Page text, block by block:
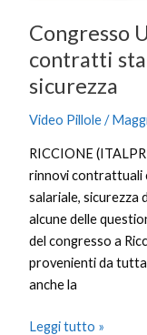
Congresso
contratti
sicurezza
Video Pillole/
RICCIONE
rinnovi contrattuali
salariale, sicurezza
alcune delle
del congresso a
provenienti da
anche la
sicurezza
Leggi tutto »